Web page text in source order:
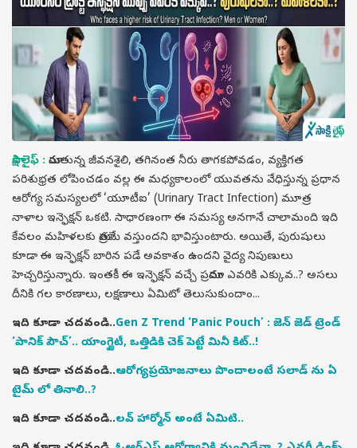
సాక్షి లైఫ్ : మారుతున్న జీవనశైలి, తగినంత నీరు తాగకపోవడం, వ్యక్తిగత
పరిశుభ్రత లోపించడం వల్ల ఈ మధ్యకాలంలో యువతను వేధిస్తున్న ప్రధాన
ఆరోగ్య సమస్యలలో ‘యూటీఐ’ (Urinary Tract Infection) మూత్ర
నాళాల ఇన్ఫెక్షన్ ఒకటి. సాధారణంగా ఈ సమస్య అనగానే చాలామంది ఇది
కేవలం మహిళలకు మాత్రమే వస్తుందని భావిస్తుంటారు. అయితే, పురుషులు
కూడా ఈ ఇన్ఫెక్షన్ బారిన పడే అవకాశం ఉందని వైద్య నిపుణులు
హెచ్చరిస్తున్నారు. ఇంతకీ ఈ ఇన్ఫెక్షన్ వచ్చే ప్రమాదం ఎవరికి ఎక్కువ..? అసలు
దీనికి గల కారణాలు, లక్షణాలు ఏమిటో తెలుసుకుందాం...
ఇది కూడా చదవండి..Gen Z Trend ‘Panic Pouch’ : జెన్ జెడ్ ట్రెండ్
‘పానిక్ పౌచ్’.. యాంగ్జైటీ, ఒత్తిడికి చెక్ పెట్టే మినీ కిట్..!
ఇది కూడా చదవండి..ఆరోగ్యప్రయోజనాలు పొందాలంటే సలాడ్ ను ఏ
టైమ్ లో తినాలి..?
ఇది కూడా చదవండి..లవ్ హార్మోన్ అంటే ఏమిటి..